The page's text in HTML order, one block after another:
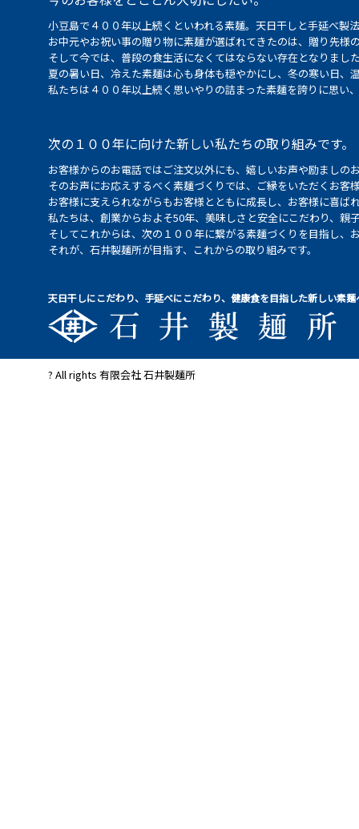
小豆島で４００年以上続くといわれる素麺。天日干しと手延べ
お中元やお祝い事の贈り物に素麺が選ばれてきたのは、贈り先
そして今では、普段の食生活になくてはならない存在となりまし
夏の暑い日、冷えた素麺は心も身体も穏やかにし、冬の寒い日
私たちは４００年以上続く思いやりの詰まった素麺を誇りに思
次の１００年に向けた新しい私たちの取り組みです。
お客様からのお電話ではご注文以外にも、嬉しいお声や励まし
そのお声にお応えするべく素麺づくりでは、ご縁をいただくお
お客様に支えられながらもお客様とともに成長し、お客様に喜ば
私たちは、創業からおよそ50年、美味しさと安全にこだわり、
そしてこれからは、次の１００年に繋がる素麺づくりを目指し
それが、石井製麺所が目指す、これからの取り組みです。
天日干しにこだわり、手延べにこだわり、健康食を目指した新しい素麺
? All rights 有限会社 石井製麺所